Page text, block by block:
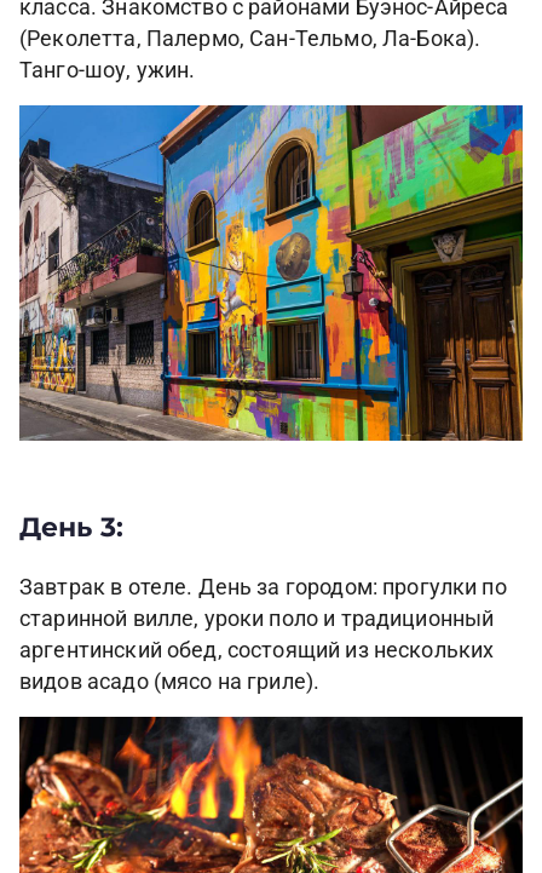
класса. Знакомство с районами Буэнос-Айреса
(Реколетта, Палермо, Сан-Тельмо, Ла-Бока).
Танго-шоу, ужин.
День 3:
Завтрак в отеле. День за городом: прогулки по
старинной вилле, уроки поло и традиционный
аргентинский обед, состоящий из нескольких
видов асадо (мясо на гриле).